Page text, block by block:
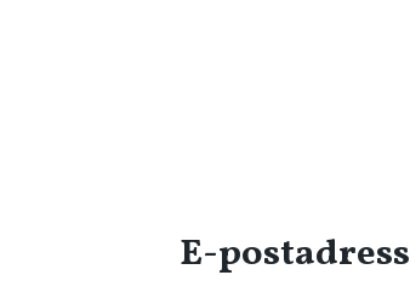
E-postadress